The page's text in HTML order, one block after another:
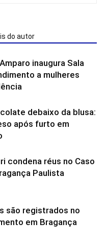
do autor
inaugura Sala
a mulheres
debaixo da blusa:
após furto em
condena réus no Caso
Paulista
são registrados no
em Bragança